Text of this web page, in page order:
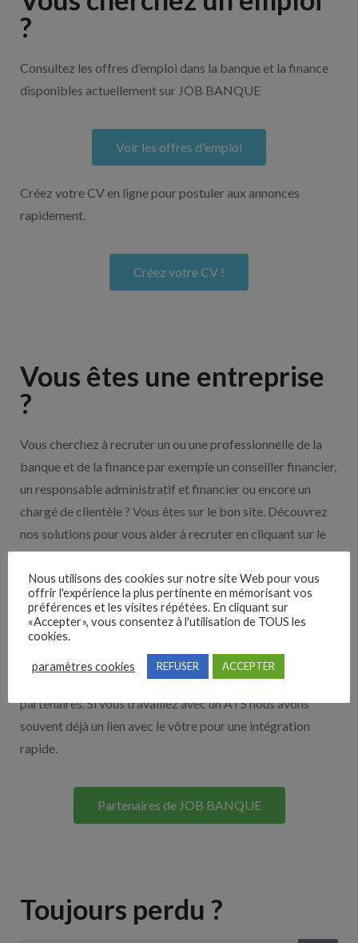
?
Consultez les offres d’emploi dans la banque et la finance
disponibles actuellement sur JOB BANQUE
Voir les offres d'emploi
Créez votre CV en ligne pour postuler aux annonces
rapidement.
Créez votre CV !
Vous êtes une entreprise
?
Vous cherchez à recruter un ou une professionnelle de la
banque et de la finance par exemple un conseiller financier,
un responsable administratif et financier ou encore un
chargé de clientèle ? Vous êtes sur le bon site. Découvrez
nos solutions pour vous aider à recruter en cliquant sur le
bouton ci-dessous.
Nos solutions entreprises
Découvrez nos partenaires ! Moteurs de recherches,
multidiffuseurs, sites payant… nombreux sont nos
partenaires. Si vous travaillez avec un ATS nous avons
souvent déjà un lien avec le vôtre pour une intégration
rapide.
Partenaires de JOB BANQUE
Toujours perdu ?
Nous utilisons des cookies sur notre site Web pour vous
offrir l'expérience la plus pertinente en mémorisant vos
préférences et les visites répétées. En cliquant sur
«Accepter», vous consentez à l'utilisation de TOUS les
cookies.
paramètres cookies REFUSER ACCEPTER